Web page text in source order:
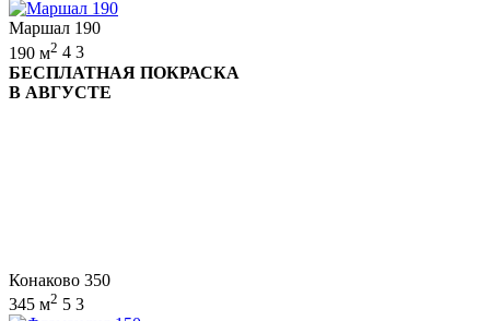
Маршал 190
190 м2 4 3
БЕСПЛАТНАЯ ПОКРАСКА
В АВГУСТЕ
Конаково 350
345 м2 5 3